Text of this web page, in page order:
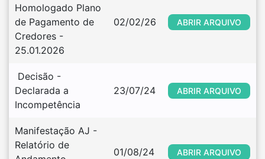
Homologado Plano
de Pagamento de
Credores -
25.01.2026
02/02/26 ABRIR ARQUIVO
Declarada a
Incompetência
23/07/24 ABRIR ARQUIVO
Manifestação AJ -
Relatório de
01/08/24 ABRIR ARQUIVO